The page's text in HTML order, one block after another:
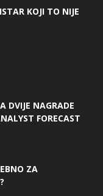
KOJI TO NIJE
DVIJE NAGRADE
FORECAST
ZA